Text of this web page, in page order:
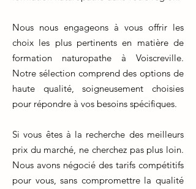
Nous nous engageons à vous offrir les
choix les plus pertinents en matière de
formation naturopathe à Voiscreville.
Notre sélection comprend des options de
haute qualité, soigneusement choisies
pour répondre à vos besoins spécifiques.
Si vous êtes à la recherche des meilleurs
prix du marché, ne cherchez pas plus loin.
Nous avons négocié des tarifs compétitifs
pour vous, sans compromettre la qualité